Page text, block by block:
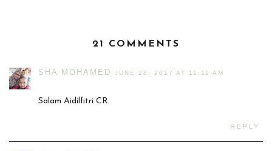
21 COMMENTS
SHA MOHAMED JUNE 28, 2017 AT 11:11 AM
Salam Aidilfitri CR
REPLY